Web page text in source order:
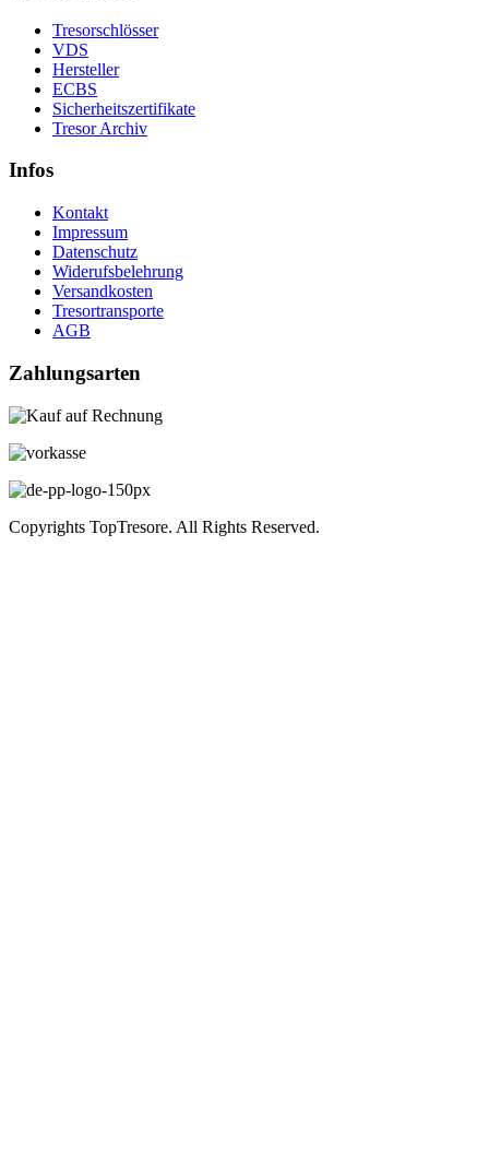
Tresorschlösser
VDS
Hersteller
ECBS
Sicherheitszertifikate
Tresor Archiv
Infos
Kontakt
Impressum
Datenschutz
Widerufsbelehrung
Versandkosten
Tresortransporte
AGB
Zahlungsarten
Copyrights TopTresore. All Rights Reserved.